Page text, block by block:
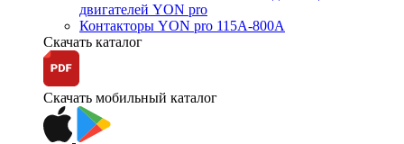
двигателей YON pro
Контакторы YON pro 115А-800А
Скачать каталог
Скачать мобильный каталог